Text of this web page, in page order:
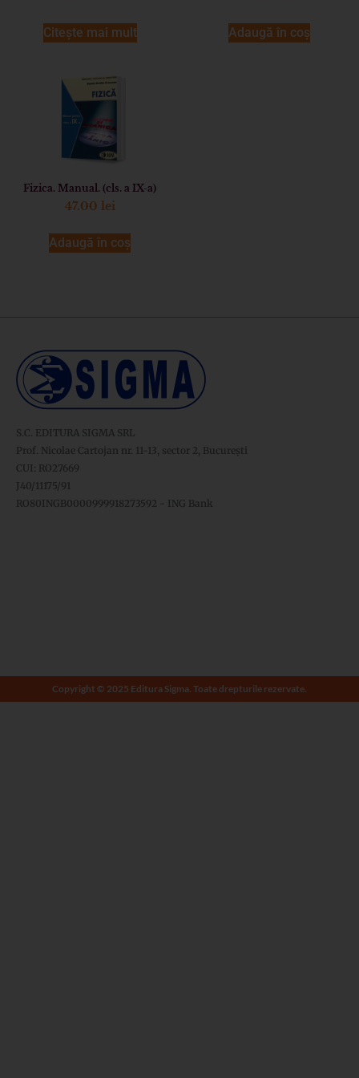
Citește mai mult Adaugă în coș
Fizica. Manual. (cls. a IX-a)
47.00 lei
Adaugă în coș
S.C. EDITURA SIGMA SRL
Prof. Nicolae Cartojan nr. 11-13, sector 2, București
CUI: RO27669
J40/11175/91
RO80INGB0000999918273592 - ING Bank
Copyright © 2025 Editura Sigma. Toate drepturile rezervate.